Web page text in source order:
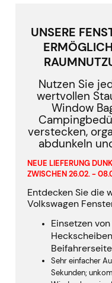
UNSERE
Nutzen Sie
wertvollen
Window
verstecken,
abdunkeln
NEUE LIEFERUNG
ZWISCHEN 26.02. -
Entdecken Sie die
Volkswagen
Einsetzen
Beifahrerseite
Sehr einfacher
Sekunden;